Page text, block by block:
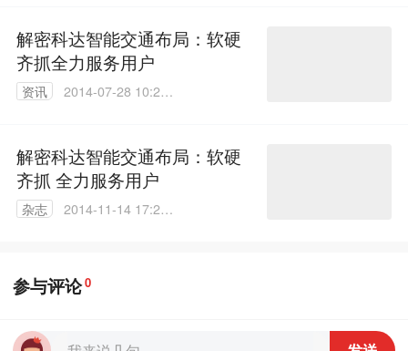
解密科达智能交通布局：软硬
齐抓全力服务用户
资讯
2014-07-28 10:21:
解密科达智能交通布局：软硬
齐抓 全力服务用户
杂志
2014-11-14 17:26:
参与评论0